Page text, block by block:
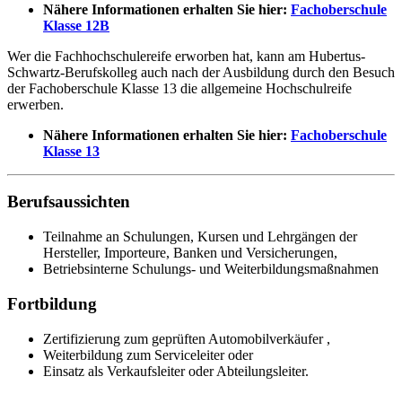
Nähere Informationen erhalten Sie hier: Fachoberschule
Klasse 12B
Wer die Fachhochschulereife erworben hat, kann am Hubertus-
Schwartz-Berufskolleg auch nach der Ausbildung durch den Besuch
der Fachoberschule Klasse 13 die allgemeine Hochschulreife
erwerben.
Nähere Informationen erhalten Sie hier: Fachoberschule
Klasse 13
Berufsaussichten
Teilnahme an Schulungen, Kursen und Lehrgängen der
Hersteller, Importeure, Banken und Versicherungen,
Betriebsinterne Schulungs- und Weiterbildungsmaßnahmen
Fortbildung
Zertifizierung zum geprüften Automobilverkäufer ,
Weiterbildung zum Serviceleiter oder
Einsatz als Verkaufsleiter oder Abteilungsleiter.